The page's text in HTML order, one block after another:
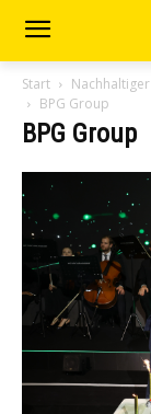
Start
BPG Group
BPG Group